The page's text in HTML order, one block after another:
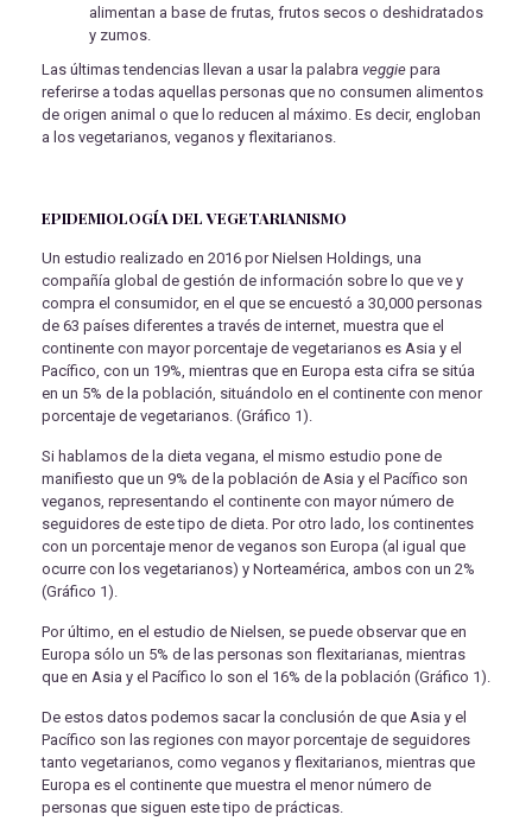
alimentan a base de frutas, frutos secos o deshidratados
y zumos.
Las últimas tendencias llevan a usar la palabra veggie para
referirse a todas aquellas personas que no consumen alimentos
de origen animal o que lo reducen al máximo. Es decir, engloban
a los vegetarianos, veganos y flexitarianos.
EPIDEMIOLOGÍA DEL VEGETARIANISMO
Un estudio realizado en 2016 por Nielsen Holdings, una
compañía global de gestión de información sobre lo que ve y
compra el consumidor, en el que se encuestó a 30,000 personas
de 63 países diferentes a través de internet, muestra que el
continente con mayor porcentaje de vegetarianos es Asia y el
Pacífico, con un 19%, mientras que en Europa esta cifra se sitúa
en un 5% de la población, situándolo en el continente con menor
porcentaje de vegetarianos. (Gráfico 1).
Si hablamos de la dieta vegana, el mismo estudio pone de
manifiesto que un 9% de la población de Asia y el Pacífico son
veganos, representando el continente con mayor número de
seguidores de este tipo de dieta. Por otro lado, los continentes
con un porcentaje menor de veganos son Europa (al igual que
ocurre con los vegetarianos) y Norteamérica, ambos con un 2%
(Gráfico 1).
Por último, en el estudio de Nielsen, se puede observar que en
Europa sólo un 5% de las personas son flexitarianas, mientras
que en Asia y el Pacífico lo son el 16% de la población (Gráfico 1).
De estos datos podemos sacar la conclusión de que Asia y el
Pacífico son las regiones con mayor porcentaje de seguidores
tanto vegetarianos, como veganos y flexitarianos, mientras que
Europa es el continente que muestra el menor número de
personas que siguen este tipo de prácticas.